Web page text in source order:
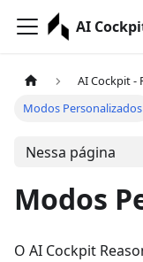
AI
AI Cockpit -
Modos Personalizados
Nessa página
Modos
O AI Cockpit